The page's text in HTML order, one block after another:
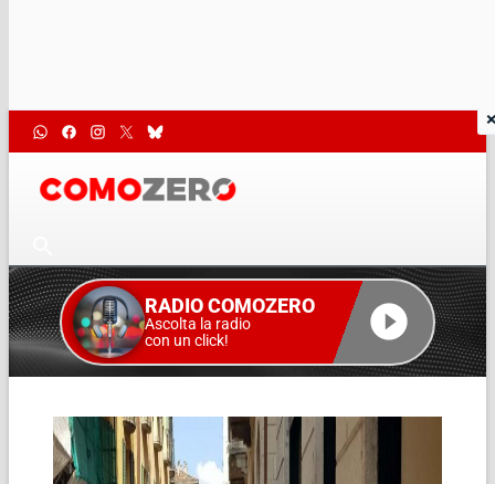
RADIO COMOZERO
Ascolta la radio
con un click!